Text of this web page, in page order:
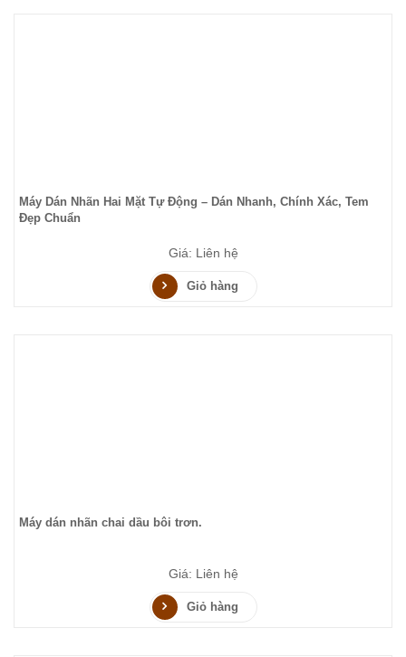
Máy Dán Nhãn Hai Mặt Tự Động – Dán Nhanh, Chính Xác, Tem
Đẹp Chuẩn
Giá: Liên hệ
Giỏ hàng
Máy dán nhãn chai dầu bôi trơn.
Giá: Liên hệ
Giỏ hàng